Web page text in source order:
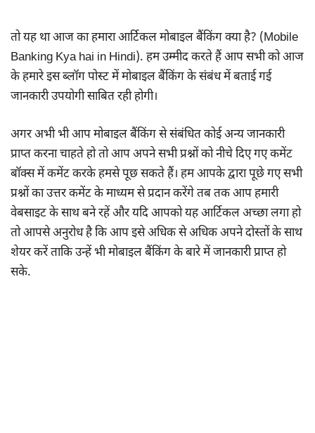
तो यह था आज का हमारा आर्टिकल मोबाइल बैंकिंग क्या है? (Mobile
Banking Kya hai in Hindi). हम उम्मीद करते हैं आप सभी को आज
के हमारे इस ब्लॉग पोस्ट में मोबाइल बैंकिंग के संबंध में बताई गई
जानकारी उपयोगी साबित रही होगी।
अगर अभी भी आप मोबाइल बैंकिंग से संबंधित कोई अन्य जानकारी
प्राप्त करना चाहते हो तो आप अपने सभी प्रश्नों को नीचे दिए गए कमेंट
बॉक्स में कमेंट करके हमसे पूछ सकते हैं। हम आपके द्वारा पूछे गए सभी
प्रश्नों का उत्तर कमेंट के माध्यम से प्रदान करेंगे तब तक आप हमारी
वेबसाइट के साथ बने रहें और यदि आपको यह आर्टिकल अच्छा लगा हो
तो आपसे अनुरोध है कि आप इसे अधिक से अधिक अपने दोस्तों के साथ
शेयर करें ताकि उन्हें भी मोबाइल बैंकिंग के बारे में जानकारी प्राप्त हो
सके.